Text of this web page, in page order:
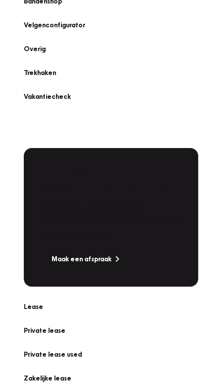
Velgenconfigurator
Overig
Trekhaken
Vakantiecheck
Maak een afspraak
Lease
Private lease
Private lease used
Zakelijke lease